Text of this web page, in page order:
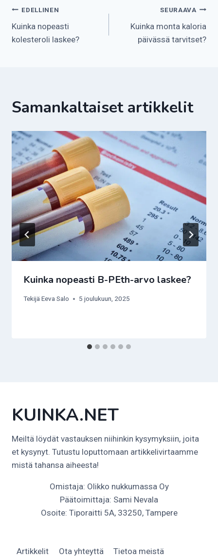
Artikkelien
selaus
EDELLINEN
Kuinka nopeasti
kolesteroli laskee?
SEURAAVA
Kuinka monta kaloria
päivässä tarvitset?
Samankaltaiset artikkelit
Kuinka nopeasti B-PEth-arvo laskee?
TekijäEeva Salo 5 joulukuun, 2025
KUINKA.NET
Meiltä löydät vastauksen niihinkin kysymyksiin, joita
et kysynyt. Tutustu loputtomaan artikkelivirtaamme
mistä tahansa aiheesta!
Omistaja: Olikko nukkumassa Oy
Päätoimittaja: Sami Nevala
Osoite: Tiporaitti 5A, 33250, Tampere
Artikkelit Ota yhteyttä Tietoa meistä